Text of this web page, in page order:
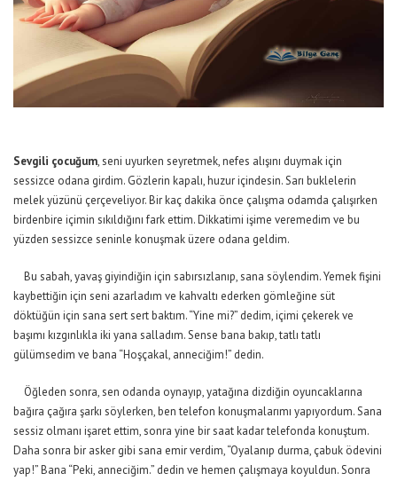
Sevgili çocuğum, seni uyurken seyretmek, nefes alışını duymak için
sessizce odana girdim. Gözlerin kapalı, huzur içindesin. Sarı buklelerin
melek yüzünü çerçeveliyor. Bir kaç dakika önce çalışma odamda çalışırken
birdenbire içimin sıkıldığını fark ettim. Dikkatimi işime veremedim ve bu
yüzden sessizce seninle konuşmak üzere odana geldim.
Bu sabah, yavaş giyindiğin için sabırsızlanıp, sana söylendim. Yemek fişini
kaybettiğin için seni azarladım ve kahvaltı ederken gömleğine süt
döktüğün için sana sert sert baktım. “Yine mi?” dedim, içimi çekerek ve
başımı kızgınlıkla iki yana salladım. Sense bana bakıp, tatlı tatlı
gülümsedim ve bana “Hoşçakal, anneciğim!” dedin.
Öğleden sonra, sen odanda oynayıp, yatağına dizdiğin oyuncaklarına
bağıra çağıra şarkı söylerken, ben telefon konuşmalarımı yapıyordum. Sana
sessiz olmanı işaret ettim, sonra yine bir saat kadar telefonda konuştum.
Daha sonra bir asker gibi sana emir verdim, “Oyalanıp durma, çabuk ödevini
yap!” Bana “Peki, anneciğim.” dedin ve hemen çalışmaya koyuldun. Sonra